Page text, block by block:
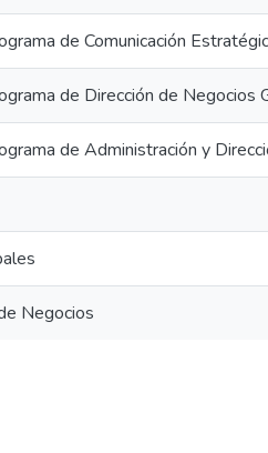
de Comunicación
de Dirección de Negocios
de Administración y
Negocios